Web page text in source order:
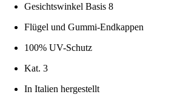
Gesichtswinkel Basis 8
Flügel und Gummi-Endkappen
100% UV-Schutz
Kat. 3
In Italien hergestellt